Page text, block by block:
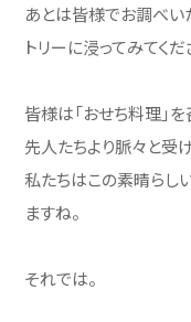
あとは皆様でお調べい
トリーに浸ってみてくだ
皆様は「おせち料理」
先人たちより脈々と受
私たちはこの素晴らし
ますね。
それでは。